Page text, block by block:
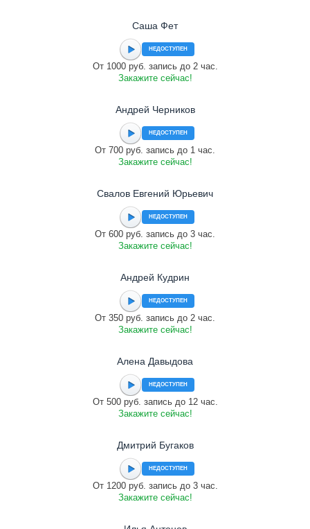
Саша Фет
НЕДОСТУПЕН
От 1000 руб. запись до 2 час.
Закажите сейчас!
Андрей Черников
НЕДОСТУПЕН
От 700 руб. запись до 1 час.
Закажите сейчас!
Свалов Евгений Юрьевич
НЕДОСТУПЕН
От 600 руб. запись до 3 час.
Закажите сейчас!
Андрей Кудрин
НЕДОСТУПЕН
От 350 руб. запись до 2 час.
Закажите сейчас!
Алена Давыдова
НЕДОСТУПЕН
От 500 руб. запись до 12 час.
Закажите сейчас!
Дмитрий Бугаков
НЕДОСТУПЕН
От 1200 руб. запись до 3 час.
Закажите сейчас!